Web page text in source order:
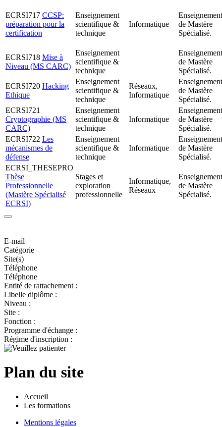
ECRSI717 CCSP:
préparation pour la
certification
Enseignement
scientifique &
technique
Informatique
Enseignement
de Mastère
Spécialisé.
ECRSI718 Mise à
Niveau (MS CARC)
Enseignement
scientifique &
technique
Enseignement
de Mastère
Spécialisé.
ECRSI720 Hacking
Ethique
Enseignement
scientifique &
technique
Réseaux,
Informatique
Enseignement
de Mastère
Spécialisé.
ECRSI721
Cryptographie (MS
CARC)
Enseignement
scientifique &
technique
Informatique
Enseignement
de Mastère
Spécialisé.
ECRSI722 Les
mécanismes de
défense
Enseignement
scientifique &
technique
Informatique
Enseignement
de Mastère
Spécialisé.
ECRSI_THESEPRO
Thèse
Professionnelle
(Mastère Spécialisé
ECRSI)
Stages et
exploration
professionnelle
Informatique,
Réseaux
Enseignement
de Mastère
Spécialisé.
E-mail
Catégorie
Site(s)
Téléphone
Téléphone
Entité de rattachement :
Libelle diplôme :
Niveau :
Site :
Fonction :
Programme d'échange :
Régime d'inscription :
Plan du site
Accueil
Les formations
Mentions légales